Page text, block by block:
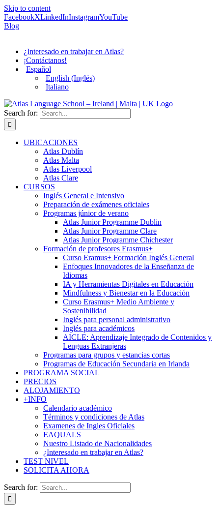
Skip to content
FacebookXLinkedInInstagramYouTube
Blog
¿Interesado en trabajar en Atlas?
¡Contáctanos!
Español
English (Inglés)
Italiano
Search for:
UBICACIONES
Atlas Dublín
Atlas Malta
Atlas Liverpool
Atlas Clare
CURSOS
Inglés General e Intensivo
Preparación de exámenes oficiales
Programas júnior de verano
Atlas Junior Programme Dublin
Atlas Junior Programme Clare
Atlas Junior Programme Chichester
Formación de profesores Erasmus+
Curso Eramus+ Formación Inglés General
Enfoques Innovadores de la Enseñanza de
Idiomas
IA y Herramientas Digitales en Educación
Mindfulness y Bienestar en la Educación
Curso Erasmus+ Medio Ambiente y
Sostenibilidad
Inglés para personal administrativo
Inglés para académicos
AICLE: Aprendizaje Integrado de Contenidos y
Lenguas Extranjeras
Programas para grupos y estancias cortas
Programas de Educación Secundaria en Irlanda
PROGRAMA SOCIAL
PRECIOS
ALOJAMIENTO
+INFO
Calendario académico
Términos y condiciones de Atlas
Examenes de Ingles Oficiales
EAQUALS
Nuestro Listado de Nacionalidades
¿Interesado en trabajar en Atlas?
TEST NIVEL
SOLICITA AHORA
Search for: